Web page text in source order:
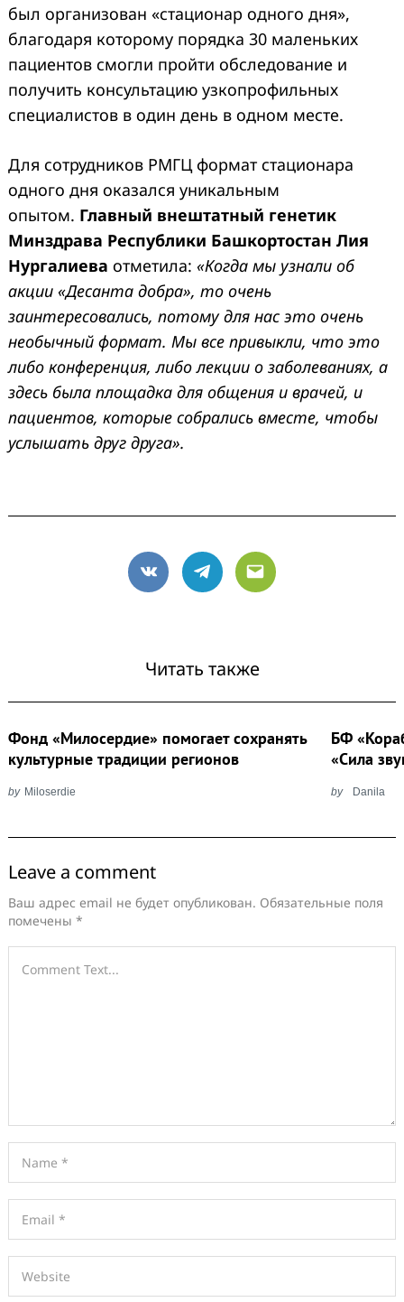
был организован «стационар одного дня»,
благодаря которому порядка 30 маленьких
пациентов смогли пройти обследование и
получить консультацию узкопрофильных
специалистов в один день в одном месте.
Для сотрудников РМГЦ формат стационара
одного дня оказался уникальным
опытом. Главный внештатный генетик
Минздрава Республики Башкортостан Лия
Нургалиева отметила: «Когда мы узнали об
акции «Десанта добра», то очень
заинтересовались, потому для нас это очень
необычный формат. Мы все привыкли, что это
либо конференция, либо лекции о заболеваниях, а
здесь была площадка для общения и врачей, и
пациентов, которые собрались вместе, чтобы
услышать друг друга».
VK Telegram
Email
Читать также
Фонд «Милосердие» помогает сохранять
культурные традиции регионов
by Miloserdie
БФ
«Сила
by Danila
Leave a comment
Ваш адрес email не будет опубликован. Обязательные поля
помечены *